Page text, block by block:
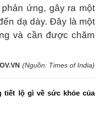
ứng, gây ra một
dạ dày. Đây là một
và cần được chăm
(Nguồn: Times of India)
tiết lộ gì về sức khỏe của